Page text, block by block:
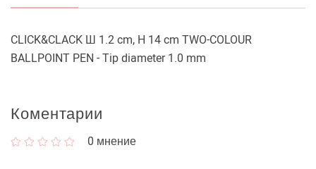
CLICK&CLACK Ш 1.2 cm, H 14 cm TWO-COLOUR
BALLPOINT PEN - Tip diameter 1.0 mm
Коментарии
0 мнение